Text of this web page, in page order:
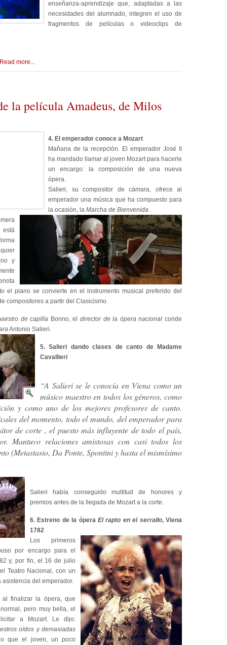
enseñanza-aprendizaje que, adaptadas a las
necesidades del alumnado, integren el uso de
fragmentos de películas o videoclips de
Read more...
la película Amadeus, de Milos
4. El emperador conoce a Mozart
Mañana de la recepción. El emperador José II
ha mandado llamar al joven Mozart para hacerle
un encargo: la composición de una nueva
ópera.
Salieri, su compositor de cámara, ofrece al
emperador una música que ha compuesto para
la ocasión, la Marcha de Bienvenida .
está
y
el piano se convierte en el instrumento musical preferido del
compositores a partir del Clasicismo.
de capilla Bonno, el director de la ópera nacionalconde
Antonio Salieri.
5. Salieri dando clases de canto de Madame
Cavallieri
“A Salieri se le conocía en Viena como un
músico maestro en todos los géneros, como
y como uno de los mejores profesores de canto.
del momento, todo el mundo, del emperador para
de corte , el puesto más influyente de todo el país,
Mantuvo relaciones amistosas con casi todos los
(Metastasio, Da Ponte, Spontini y hasta el mismísimo
Salieri había conseguido multitud de honores y
premios antes de la llegada de Mozart a la corte.
6. Estreno de la ópera El rapto en el serrallo, Viena
1782
Los primeros
por encargo para el
y, por fin, el 16 de julio
Teatro Nacional, con un
asistencia del emperador.
finalizar la ópera, que
pero muy bella, el
a Mozart. Le dijo:
oídos y demasiadas
que el joven, un poco